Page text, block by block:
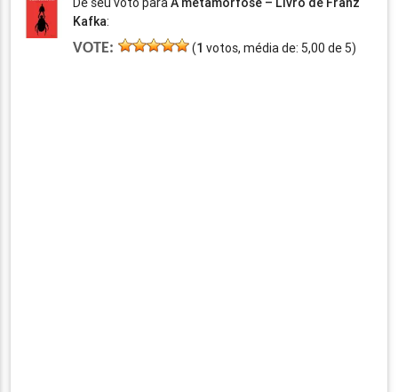
Kafka:
VOTE: (1 votos, média de: 5,00 de 5)